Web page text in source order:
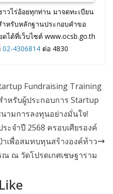
วไร่อ้อยทุกท่าน มาจดทะเบียน
หรับหลักฐานประกอบคำขอ
ได้ที่เว็บไซต์ www.ocsb.go.th
02-4306814 ต่อ 4830
Fundraising Training
หรับผู้ประกอบการ Startup
ามการลงทุนอย่างมั่นใจ!
ะจำปี 2568 ครอบเศียรองค์
เพื่อสมทบทุนสร้างองค์ท้าว
ณ ณ วัดโปรดเกศเชษฐาราม